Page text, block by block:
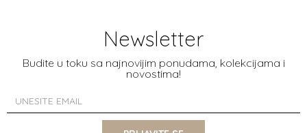
DODAJTE U KORPU
Newsletter
Budite u toku sa najnovijim ponudama, kolekcijama i
novostima!